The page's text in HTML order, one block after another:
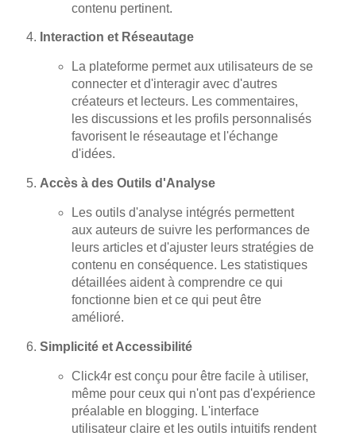
contenu pertinent.
Interaction et Réseautage
La plateforme permet aux utilisateurs de se
connecter et d'interagir avec d'autres
créateurs et lecteurs. Les commentaires,
les discussions et les profils personnalisés
favorisent le réseautage et l'échange
d'idées.
Accès à des Outils d'Analyse
Les outils d'analyse intégrés permettent
aux auteurs de suivre les performances de
leurs articles et d'ajuster leurs stratégies de
contenu en conséquence. Les statistiques
détaillées aident à comprendre ce qui
fonctionne bien et ce qui peut être
amélioré.
Simplicité et Accessibilité
Click4r est conçu pour être facile à utiliser,
même pour ceux qui n'ont pas d'expérience
préalable en blogging. L'interface
utilisateur claire et les outils intuitifs rendent